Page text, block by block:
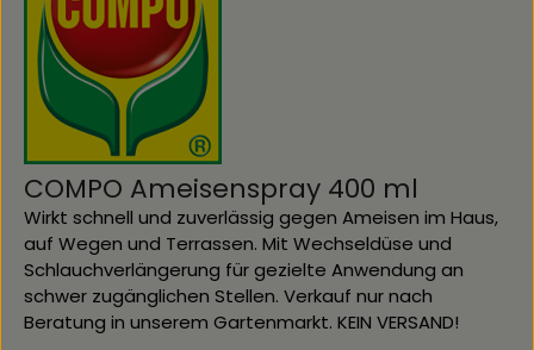
COMPO Ameisenspray 400 ml
Wirkt schnell und zuverlässig gegen Ameisen im Haus,
auf Wegen und Terrassen. Mit Wechseldüse und
Schlauchverlängerung für gezielte Anwendung an
schwer zugänglichen Stellen. Verkauf nur nach
Beratung in unserem Gartenmarkt. KEIN VERSAND!